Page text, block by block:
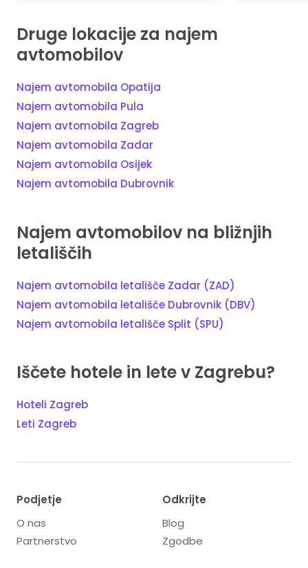
Druge lokacije za najem
avtomobilov
Najem avtomobila Opatija
Najem avtomobila Pula
Najem avtomobila Zagreb
Najem avtomobila Zadar
Najem avtomobila Osijek
Najem avtomobila Dubrovnik
Najem avtomobilov na bližnjih
letališčih
Najem avtomobila letališče Zadar (ZAD)
Najem avtomobila letališče Dubrovnik (DBV)
Najem avtomobila letališče Split (SPU)
Iščete hotele in lete v Zagrebu?
Hoteli Zagreb
Leti Zagreb
Podjetje
O nas
Partnerstvo
Odkrijte
Blog
Zgodbe